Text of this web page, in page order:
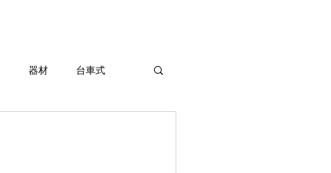
器材 台車式